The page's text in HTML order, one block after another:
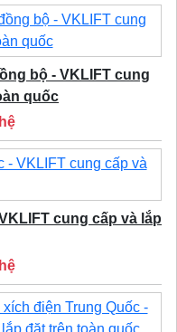
bộ - VKLIFT cung
quốc
cung cấp và lắp